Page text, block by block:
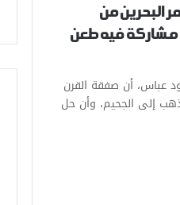
البحرين من
مشاركة فيه طعن
عباس، أن صفقة القرن
إلى الجحيم، وأن حل